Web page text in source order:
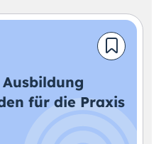
für die Praxis